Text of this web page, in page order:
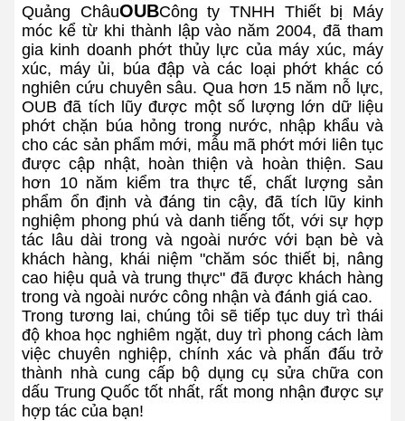
Quảng ChâuOUBCông ty TNHH Thiết bị Máy
móc kể từ khi thành lập vào năm 2004, đã tham
gia kinh doanh phớt thủy lực của máy xúc, máy
xúc, máy ủi, búa đập và các loại phớt khác có
nghiên cứu chuyên sâu. Qua hơn 15 năm nỗ lực,
OUB đã tích lũy được một số lượng lớn dữ liệu
phớt chặn búa hỏng trong nước, nhập khẩu và
cho các sản phẩm mới, mẫu mã phớt mới liên tục
được cập nhật, hoàn thiện và hoàn thiện. Sau
hơn 10 năm kiểm tra thực tế, chất lượng sản
phẩm ổn định và đáng tin cậy, đã tích lũy kinh
nghiệm phong phú và danh tiếng tốt, với sự hợp
tác lâu dài trong và ngoài nước với bạn bè và
khách hàng, khái niệm "chăm sóc thiết bị, nâng
cao hiệu quả và trung thực" đã được khách hàng
trong và ngoài nước công nhận và đánh giá cao.
Trong tương lai, chúng tôi sẽ tiếp tục duy trì thái
độ khoa học nghiêm ngặt, duy trì phong cách làm
việc chuyên nghiệp, chính xác và phấn đấu trở
thành nhà cung cấp bộ dụng cụ sửa chữa con
dấu Trung Quốc tốt nhất, rất mong nhận được sự
hợp tác của bạn!